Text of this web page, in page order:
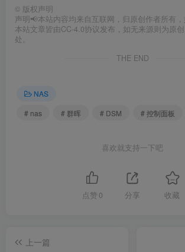
© 版权声明
声明📢本站内容均来自互联网，归原创作者所有，
本站文章皆由CC-4.0协议发布，如无来源则为原
处。
THE END
NAS
# nas
# 群晖 # DSM # 控制面板
喜欢就支持一下吧
点赞 0 分享 收藏
上一篇